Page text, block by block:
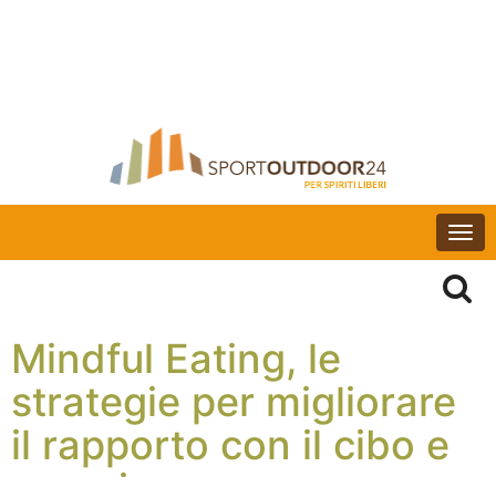
Mindful Eating, le
strategie per migliorare
il rapporto con il cibo e